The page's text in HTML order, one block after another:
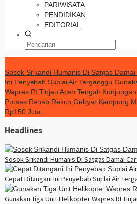
PARIWISATA
PENDIDIKAN
EDITORIAL
Sosok Srikandi Humanis Di Satgas
Ini Penyebab Suplai Air Terganggu
Wapres RI Tinjau Aceh Tengah
Proses Rehab Rekon Gebyar Kampung
Rp150 Juta
Headlines
Sosok Srikandi Humanis Di Satgas Damai
Cepat Ditangani Ini Penyebab Suplai Air
Gunakan Tiga Unit Helikopter Wapres RI